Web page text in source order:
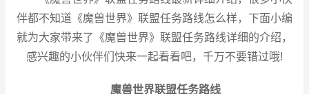
伴都不知道《魔兽世界》联盟任务路线怎么样，下面小编
就为大家带来了《魔兽世界》联盟任务路线详细的介绍，
感兴趣的小伙伴们快来一起看看吧，千万不要错过哦!
魔兽世界联盟任务路线